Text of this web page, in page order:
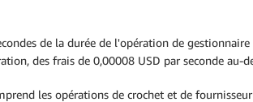
de la durée de l'opération de
des frais de 0,00008 USD par seconde au-
les opérations de crochet et de